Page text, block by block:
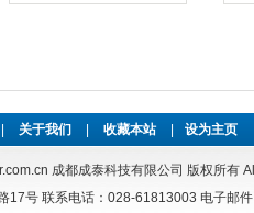
关于我们 收藏本站 设为主页
成都成泰科技有限公司 版权所有
17号 联系电话：028-61813003 电子邮